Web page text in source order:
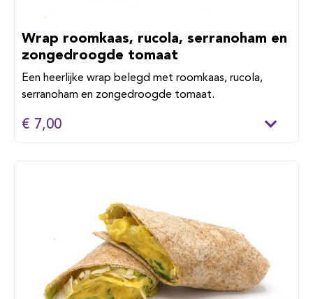
Wrap roomkaas, rucola, serranoham en
zongedroogde tomaat
Een heerlijke wrap belegd met roomkaas, rucola,
serranoham en zongedroogde tomaat.
€ 7,00